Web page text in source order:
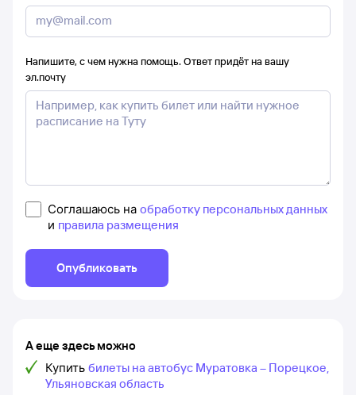
Напишите, с чем нужна помощь. Ответ придёт на вашу
эл.почту
Соглашаюсь на обработку персональных данных
и правила размещения
Опубликовать
А еще здесь можно
Купить билеты на автобус Муратовка – Порецкое,
Ульяновская область